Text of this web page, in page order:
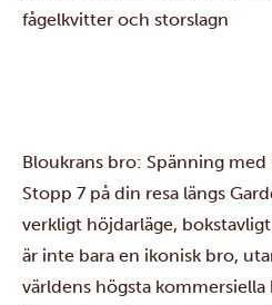
fågelkvitter och storslagn
Bloukrans bro: Spänning med
Stopp 7 på din resa längs
verkligt höjdarläge,
är inte bara en ikonisk bro,
världens högsta